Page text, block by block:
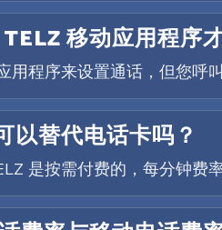
移动应用程序
用程序来设置通话，但您呼
以替代电话卡吗？
是按需付费的，每分钟费